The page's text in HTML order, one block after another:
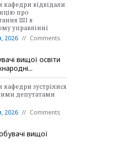
кафедри відвідали
про
ШІ в
управлінні
2026
Comments
вищої освіти
кафедри зустрілися
депутатами
2026
Comments
вищої